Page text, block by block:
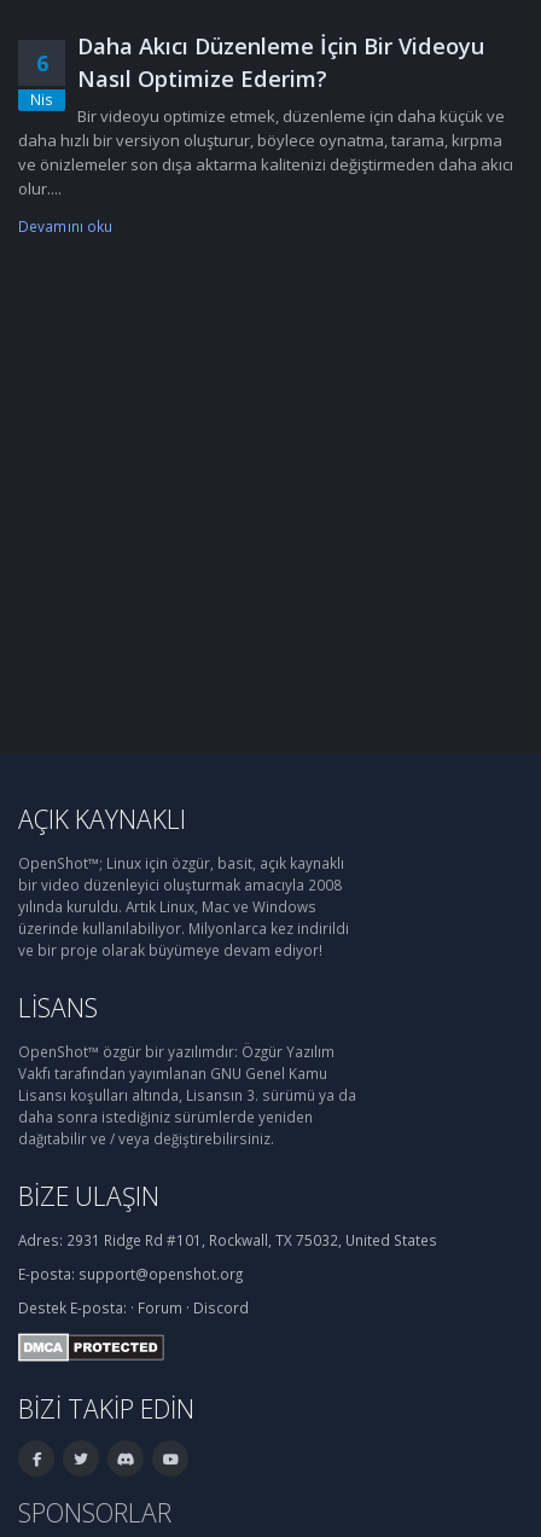
6
Nis
Daha Akıcı Düzenleme İçin Bir Videoyu
Nasıl Optimize Ederim?
Bir videoyu optimize etmek, düzenleme için daha küçük ve
daha hızlı bir versiyon oluşturur, böylece oynatma, tarama, kırpma
ve önizlemeler son dışa aktarma kalitenizi değiştirmeden daha akıcı
olur....
Devamını oku
AÇIK KAYNAKLI
OpenShot™; Linux için özgür, basit, açık kaynaklı
bir video düzenleyici oluşturmak amacıyla 2008
yılında kuruldu. Artık Linux, Mac ve Windows
üzerinde kullanılabiliyor. Milyonlarca kez indirildi
ve bir proje olarak büyümeye devam ediyor!
LISANS
OpenShot™ özgür bir yazılımdır: Özgür Yazılım
Vakfı tarafından yayımlanan GNU Genel Kamu
Lisansı koşulları altında, Lisansın 3. sürümü ya da
daha sonra istediğiniz sürümlerde yeniden
dağıtabilir ve / veya değiştirebilirsiniz.
BIZE ULAŞIN
Adres: 2931 Ridge Rd #101, Rockwall, TX 75032, United States
E-posta: support@openshot.org
Destek E-posta: · Forum · Discord
BIZI TAKIP EDIN
SPONSORLAR